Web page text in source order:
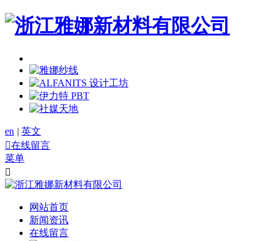
en | 英文
在线留言
菜单

网站首页
新闻资讯
在线留言